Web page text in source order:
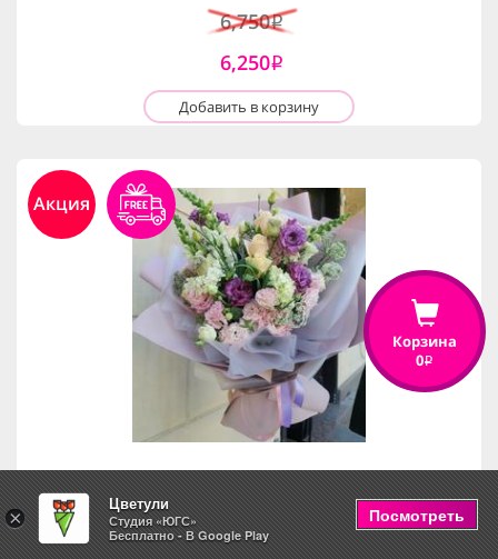
6,750i
6,250i
Добавить в корзину
Акция
Чудесный день
Корзина
0i
×
Цветули
Студия «ЮГС»
Бесплатно - В Google Play
Посмотреть